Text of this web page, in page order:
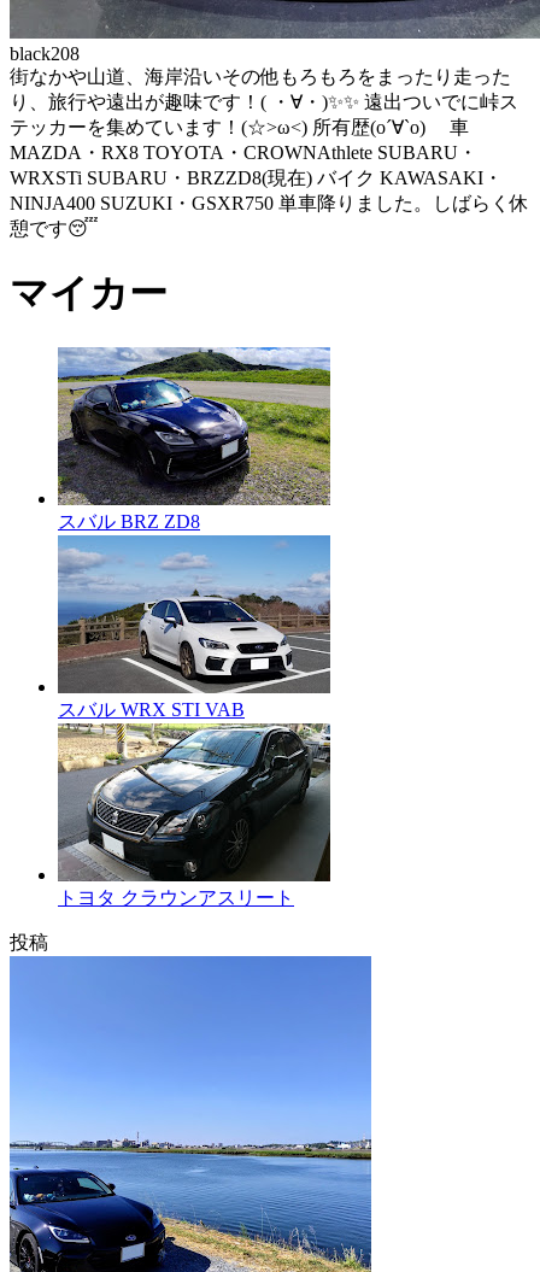
black208
街なかや山道、海岸沿いその他もろもろをまったり走った
り、旅行や遠出が趣味です！( ・∀・)✨✨ 遠出ついでに峠ス
テッカーを集めています！(☆>ω<) 所有歴(о´∀`о) 車
MAZDA・RX8 TOYOTA・CROWNAthlete SUBARU・
WRXSTi SUBARU・BRZZD8(現在) バイク KAWASAKI・
NINJA400 SUZUKI・GSXR750 単車降りました。しばらく休
憩です😴
マイカー
スバル BRZ ZD8
スバル WRX STI VAB
トヨタ クラウンアスリート
投稿